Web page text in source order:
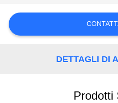
PRIVACY
DETTAGLI DI
Prodotti